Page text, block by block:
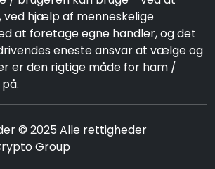
ved hjælp af menneskelige
at foretage egne handler, og det
eneste ansvar at vælge og
er den rigtige måde for ham /
© 2025 Alle rettigheder
Group